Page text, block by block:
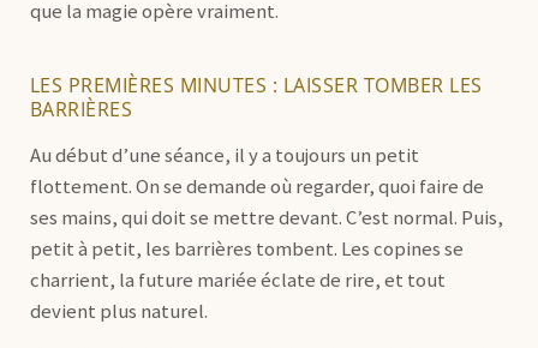
que la magie opère vraiment.
LES PREMIÈRES MINUTES : LAISSER TOMBER LES
BARRIÈRES
Au début d’une séance, il y a toujours un petit
flottement. On se demande où regarder, quoi faire de
ses mains, qui doit se mettre devant. C’est normal. Puis,
petit à petit, les barrières tombent. Les copines se
charrient, la future mariée éclate de rire, et tout
devient plus naturel.